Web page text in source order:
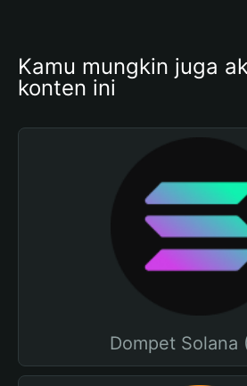
Kamu mungkin juga
konten ini
Dompet Solana